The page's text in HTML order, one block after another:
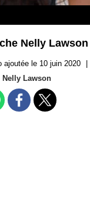
Nelly Lawson
ajoutée le 10 juin 2020
Nelly Lawson